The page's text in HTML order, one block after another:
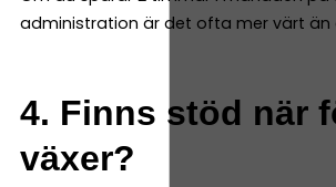
administration är det ofta mer värt än
4. Finns stöd när
växer?